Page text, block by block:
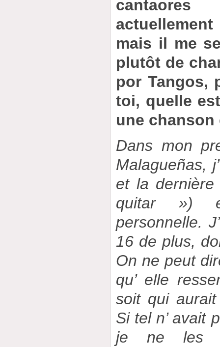
mais il me
plutôt de
por Tangos,
toi, quelle
une
Dans mon
Malagueñas,
et la
quitar »)
personnelle.
16 de plus,
On ne peut
qu’ elle
soit qui
Si tel n’ avait
je ne les